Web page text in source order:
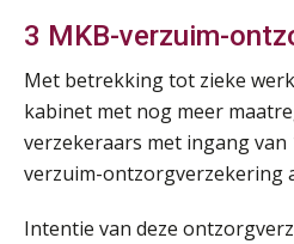
3 MKB-verzuim-
Met betrekking tot zieke
kabinet met nog meer
verzekeraars met ingang van
verzuim-ontzorgverzekering
Intentie van deze
11